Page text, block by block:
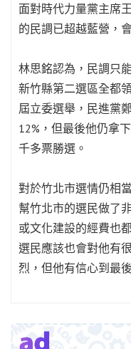
面對時代力量黨主席
的民調已超越藍營，
林思銘認為，民調只
新竹縣第二選區全都
屆立委選舉，民進黨
12%，但最後他仍拿
千多票勝選。
對於竹北市選情仍相
幫竹北市的選民做了
或文化建設的經費也
選民應該也會對他有
烈，但他有信心到最